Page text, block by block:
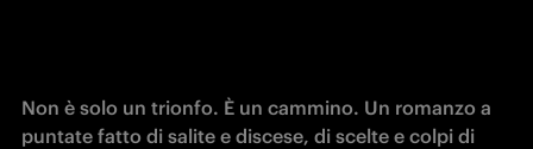
Non è solo un trionfo. È un cammino. Un romanzo a
puntate fatto di salite e discese, di scelte e colpi di